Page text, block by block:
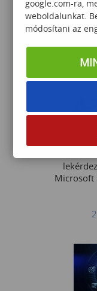
Microsoft
google.com-ra,
weboldalunkat.
módosítani az